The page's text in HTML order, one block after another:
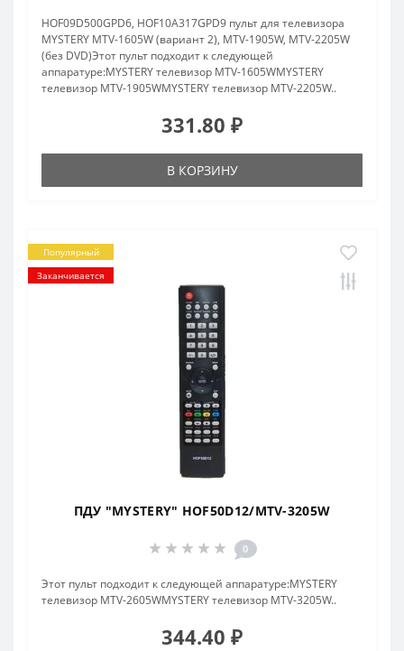
HOF09D500GPD6, HOF10A317GPD9 пульт для телевизора
MYSTERY MTV-1605W (вариант 2), MTV-1905W, MTV-2205W
(без DVD)Этот пульт подходит к следующей
аппаратуре:MYSTERY телевизор MTV-1605WMYSTERY
телевизор MTV-1905WMYSTERY телевизор MTV-2205W..
331.80 ₽
В КОРЗИНУ
Популярный
Заканчивается
ПДУ "MYSTERY" HOF50D12/MTV-3205W
0
Этот пульт подходит к следующей аппаратуре:MYSTERY
телевизор MTV-2605WMYSTERY телевизор MTV-3205W..
344.40 ₽